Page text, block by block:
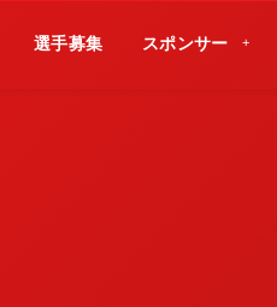
選手募集 スポンサー